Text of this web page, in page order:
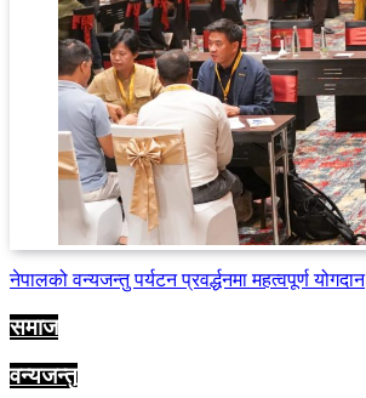
नेपालको वन्यजन्तु पर्यटन प्रवर्द्धनमा महत्वपूर्ण योगदान
समाज
वन्यजन्तु